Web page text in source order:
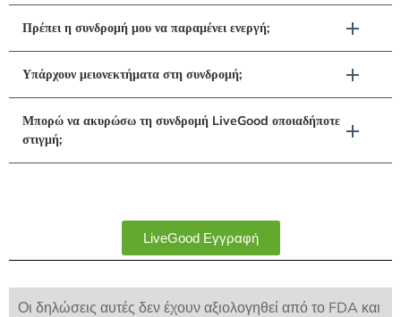
Πρέπει η συνδρομή μου να παραμένει ενεργή;
Υπάρχουν μειονεκτήματα στη συνδρομή;
Μπορώ να ακυρώσω τη συνδρομή LiveGood οποιαδήποτε
στιγμή;
LiveGood Εγγραφή
Οι δηλώσεις αυτές δεν έχουν αξιολογηθεί από το FDA και